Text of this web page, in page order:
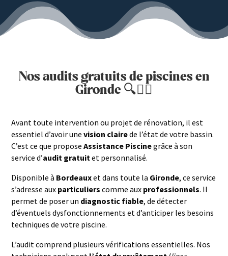
Nos audits gratuits de piscines en
Gironde 🔍🏊‍♂️
Avant toute intervention ou projet de rénovation, il est
essentiel d’avoir unevision clairede l’état de votre bassin.
C’est ce que proposeAssistance Piscinegrâce à son
service d’audit gratuitet personnalisé.
Disponible à Bordeauxet dans toute la Gironde, ce service
s’adresse aux particuliers comme aux professionnels. Il
permet de poser un diagnostic fiable, de détecter
d’éventuels dysfonctionnements et d’anticiper les besoins
techniques de votre piscine.
L’audit comprend plusieurs vérifications essentielles. Nos